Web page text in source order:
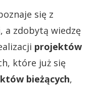
się z
, a zdobytą wiedzę
projektów
które już się
bieżących,